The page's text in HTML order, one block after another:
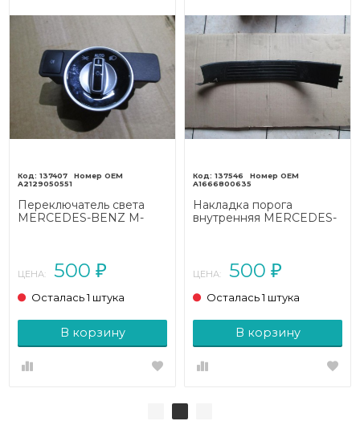
137407
A2129050551
Переключатель света
MERCEDES-BENZ M-
ЦЕНА: 500 ₽
Осталась 1 штука
В корзину
137546
A1666800635
Накладка порога
внутренняя MERCEDES-
ЦЕНА: 500 ₽
Осталась 1 штука
В корзину